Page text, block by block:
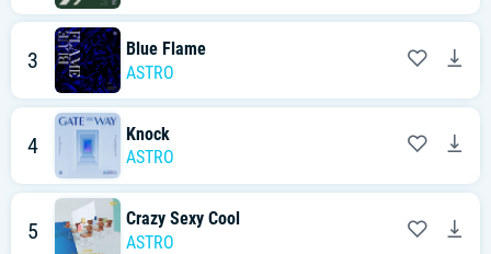
3
Blue Flame
ASTRO
4
Knock
ASTRO
5
Crazy Sexy Cool
ASTRO